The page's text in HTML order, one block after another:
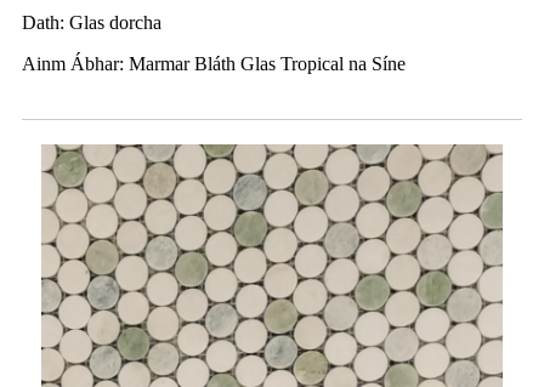
Dath: Glas dorcha
Ainm Ábhar: Marmar Bláth Glas Tropical na Síne